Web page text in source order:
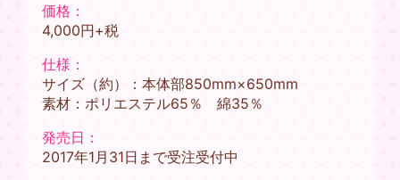
価格：
4,000円+税
仕様：
サイズ（約）：本体部850mm×650mm
素材：ポリエステル65％ 綿35％
発売日：
2017年1月31日まで受注受付中